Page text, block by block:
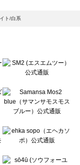
・ブラウス一覧
ウス一覧
一覧
ト/白系